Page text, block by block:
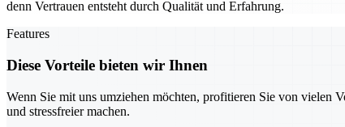
denn Vertrauen entsteht durch Qualität und Erfahrung.
Features
Diese Vorteile bieten wir Ihnen
Wenn Sie mit uns umziehen möchten, profitieren Sie von vielen
und stressfreier machen.